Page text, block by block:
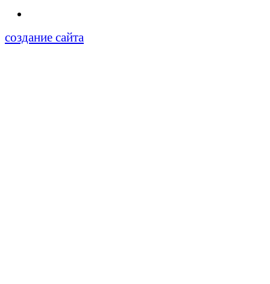
создание сайта